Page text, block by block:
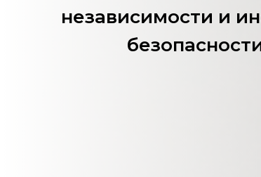
независимости и